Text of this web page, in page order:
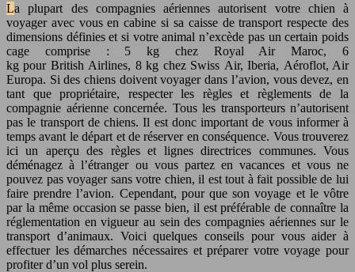
La plupart des compagnies aériennes autorisent votre chien à
voyager avec vous en cabine si sa caisse de transport respecte des
dimensions définies et si votre animal n’excède pas un certain poids
cage comprise : 5 kg chez Royal Air Maroc, 6
kg pour British Airlines, 8 kg chez Swiss Air, Iberia, Aéroflot, Air
Europa. Si des chiens doivent voyager dans l’avion, vous devez, en
tant que propriétaire, respecter les règles et règlements de la
compagnie aérienne concernée. Tous les transporteurs n’autorisent
pas le transport de chiens. Il est donc important de vous informer à
temps avant le départ et de réserver en conséquence. Vous trouverez
ici un aperçu des règles et lignes directrices communes. Vous
déménagez à l’étranger ou vous partez en vacances et vous ne
pouvez pas voyager sans votre chien, il est tout à fait possible de lui
faire prendre l’avion. Cependant, pour que son voyage et le vôtre
par la même occasion se passe bien, il est préférable de connaître la
réglementation en vigueur au sein des compagnies aériennes sur le
transport d’animaux. Voici quelques conseils pour vous aider à
effectuer les démarches nécessaires et préparer votre voyage pour
profiter d’un vol plus serein.